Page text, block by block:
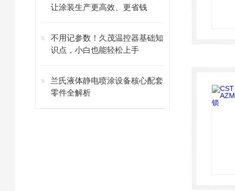
让涂装生产更高效、更省钱
不用记参数！久茂温控器基础知
识点，小白也能轻松上手
兰氏液体静电喷涂设备核心配套
零件全解析